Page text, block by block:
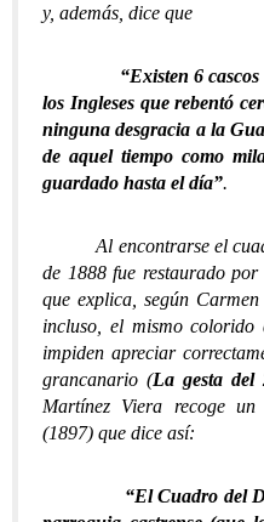
y, además, dice que
“Existen 6
los Ingleses que rebentó
ninguna desgracia a la
de aquel tiempo como
guardado hasta el día”.
Al encontrarse el
de 1888 fue restaurado
que explica, según
incluso, el mismo colorido
impiden apreciar
grancanario (La gesta del
Martínez Viera recoge
(1897) que dice así:
“El Cuadro del